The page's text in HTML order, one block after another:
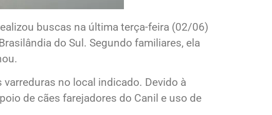
buscas na última terça-feira (02/06)
do Sul. Segundo familiares, ela
no local indicado. Devido à